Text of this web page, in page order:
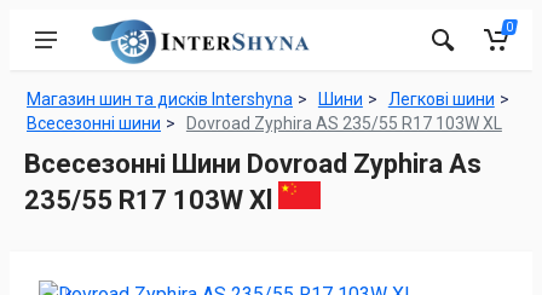
0
Магазин шин та дисків Intershyna Шини
Легкові шини
Всесезонні шини
Dovroad Zyphira AS 235/55 R17 103W XL
Всесезонні Шини Dovroad Zyphira As
235/55 R17 103W Xl